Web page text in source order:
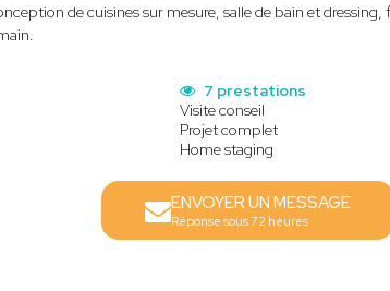
de cuisines sur mesure, salle de bain et
7 prestations
Visite conseil
Projet complet
Home staging
ENVOYER UN MESSAGE
Réponse sous 72 heures